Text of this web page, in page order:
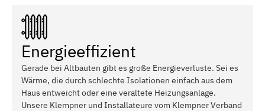
Energieeffizient
Gerade bei Altbauten gibt es große Energieverluste. Sei es
Wärme, die durch schlechte Isolationen einfach aus dem
Haus entweicht oder eine veraltete Heizungsanlage.
Unsere Klempner und Installateure vom Klempner Verband